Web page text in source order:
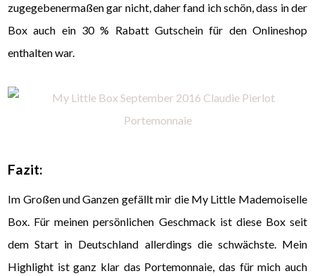
zugegebenermaßen gar nicht, daher fand ich schön, dass in der
Box auch ein 30 % Rabatt Gutschein für den Onlineshop
enthalten war.
Fazit:
Im Großen und Ganzen gefällt mir die My Little Mademoiselle
Box. Für meinen persönlichen Geschmack ist diese Box seit
dem Start in Deutschland allerdings die schwächste. Mein
Highlight ist ganz klar das Portemonnaie, das für mich auch